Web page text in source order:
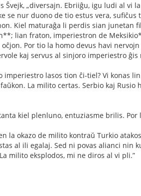
„diversajn. Ebriiĝu, igu ludi al vi
se nur duono de tio estus vera,
Kiel maturaĝa li perdis sian junetan
lian fraton, imperiestron de
Por tio la homo devus havi
kaj servus al sinjoro imperiestro ĝis
lasos tion ĉi-tiel? Vi konas
La milito certas. Serbio kaj Rusio
kiel plenluno, entuziasme brilis.
la okazo de milito kontraŭ Turkio
al ili egalaj. Sed ni povas alianci nin
milito eksplodos, mi ne diros al vi pli.”